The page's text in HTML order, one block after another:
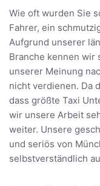
Wie oft wurden Sie
Fahrer, ein
Aufgrund unserer
Branche kennen wir
unserer Meinung
nicht verdienen. Da
dass größte Taxi
wir unsere Arbeit
weiter. Unsere
und seriös von
selbstverständlich